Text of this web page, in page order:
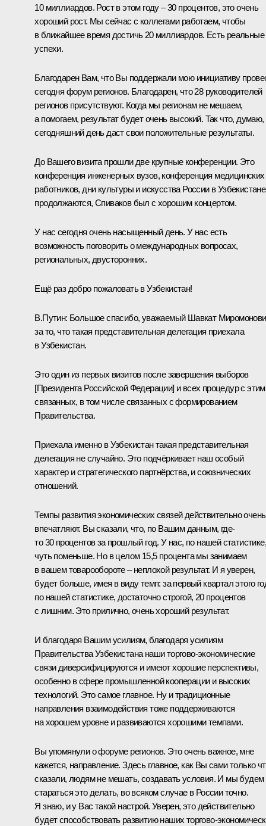
10 миллиардов. Рост в этом году – 30 процентов, это очень
хороший рост. Мы сейчас с коллегами работаем, чтобы
в ближайшее время достичь 20 миллиардов. Есть реальные
успехи.
Благодарен Вам, что Вы поддержали мою инициативу
сегодня форум регионов. Благодарен, что 28 руководителей
регионов присутствуют. Когда мы регионам не мешаем,
а помогаем, результат будет очень высокий. Так что, думаю,
сегодняшний день даст свои положительные результаты.
До Вашего визита прошли две крупные конференции. Это
конференция инженерных вузов, конференция медицинских
работников, дни культуры и искусства России в Узбекистане
продолжаются, Спиваков был с хорошим концертом.
У нас сегодня очень насыщенный день. У нас есть
возможность поговорить о международных вопросах,
региональных, двусторонних.
Ещё раз добро пожаловать в Узбекистан!
В.Путин: Большое спасибо, уважаемый Шавкат
за то, что такая представительная делегация приехала
в Узбекистан.
Это один из первых визитов после завершения выборов
[Президента Российской Федерации] и всех процедур с этим
связанных, в том числе связанных с формированием
Правительства.
Приехала именно в Узбекистан такая представительная
делегация не случайно. Это подчёркивает наш особый
характер и стратегического партнёрства, и союзнических
отношений.
Темпы развития экономических связей действительно очень
впечатляют. Вы сказали, что, по Вашим данным, где-
то 30 процентов за прошлый год. У нас, по нашей статистике,
чуть поменьше. Но в целом 15,5 процента мы занимаем
в вашем товарообороте – неплохой результат. И я уверен,
будет больше, имея в виду темп: за первый квартал этого
по нашей статистике, достаточно строгой, 20 процентов
с лишним. Это прилично, очень хороший результат.
И благодаря Вашим усилиям, благодаря усилиям
Правительства Узбекистана наши торгово-экономические
связи диверсифицируются и имеют хорошие перспективы,
особенно в сфере промышленной кооперации и высоких
технологий. Это самое главное. Ну и традиционные
направления взаимодействия тоже поддерживаются
на хорошем уровне и развиваются хорошими темпами.
Вы упомянули о форуме регионов. Это очень важное, мне
кажется, направление. Здесь главное, как Вы сами только
сказали, людям не мешать, создавать условия. И мы будем
стараться это делать, во всяком случае в России точно.
Я знаю, и у Вас такой настрой. Уверен, это действительно
будет способствовать развитию наших торгово-